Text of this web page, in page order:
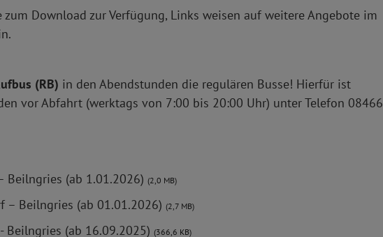
Download zur Verfügung, Links weisen auf weitere Angebote im
(RB) in den Abendstunden die regulären Busse! Hierfür ist
vor Abfahrt (werktags von 7:00 bis 20:00 Uhr) unter Telefon 08466
Beilngries (ab 1.01.2026) (2,0 MB)
– Beilngries (ab 01.01.2026) (2,7 MB)
Beilngries (ab 16.09.2025) (366,6 KB)